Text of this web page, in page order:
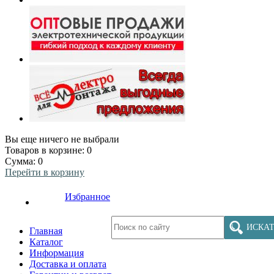
Вы еще ничего не выбрали
Товаров в корзине: 0
Сумма: 0
Перейти в корзину
Избранное
Главная
Каталог
Информация
Доставка и оплата